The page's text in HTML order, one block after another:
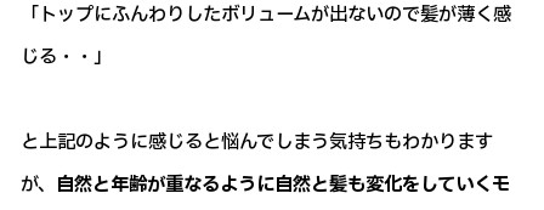
「トップにふんわりしたボリュームが出ないので髪が薄く感
じる・・」
と上記のように感じると悩んでしまう気持ちもわかります
が、 自然と年齢が重なるように自然と髪も変化をしていくモ